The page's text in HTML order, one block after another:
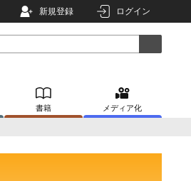
新規登録 ログイン
書籍 メディア化